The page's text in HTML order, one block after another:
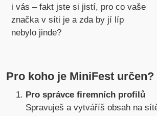
i vás – fakt jste si jistí, pro co vaše
značka v síti je a zda by jí líp
nebylo jinde?
Pro koho je MiniFest určen?
Pro správce firemních profilů
Spravuješ a vytváříš obsah na